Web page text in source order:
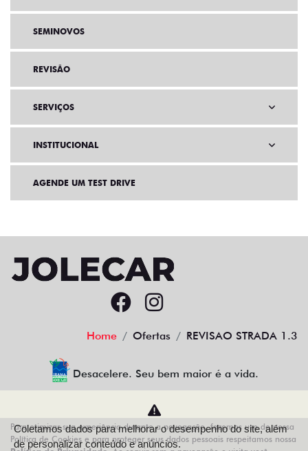
SEMINOVOS
REVISÃO
SERVIÇOS
INSTITUCIONAL
AGENDE UM TEST DRIVE
Home Ofertas REVISAO STRADA 1.3
Desacelere. Seu bem maior é a vida.
AZZURRA VEICULOS LTDA
Para otimizar sua experiência durante a navegação, fazemos uso de nossa
Política de Cookies e para proteger seus dados pessoais respeitamos nossa
Coletamos dados para melhorar o desempenho do site, além
de personalizar conteúdo e anúncios.